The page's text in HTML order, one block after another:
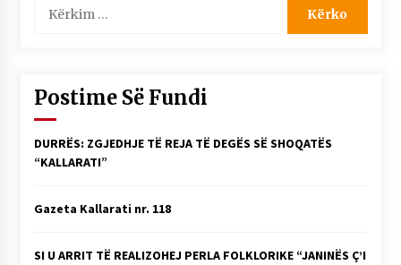
për:
Postime Së Fundi
DURRËS: ZGJEDHJE TË REJA TË DEGËS SË SHOQATËS
“KALLARATI”
Gazeta Kallarati nr. 118
SI U ARRIT TË REALIZOHEJ PERLA FOLKLORIKE “JANINËS Ç’I